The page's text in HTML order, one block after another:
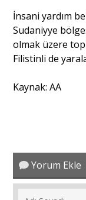
İnsani yardım
Sudaniyye
olmak üzere
Filistinli de
Kaynak: AA
Yorum Ekle